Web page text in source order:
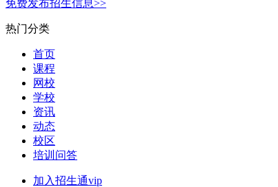
免费发布招生信息>>
热门分类
首页
课程
网校
学校
资讯
动态
校区
培训问答
加入招生通vip